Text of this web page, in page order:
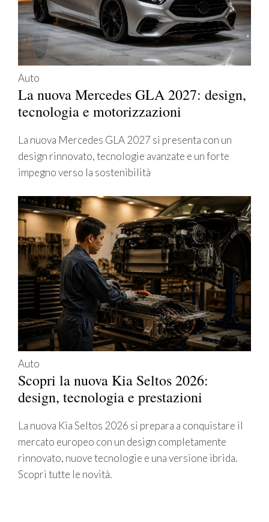
Auto
La nuova Mercedes GLA 2027: design,
tecnologia e motorizzazioni
La nuova Mercedes GLA 2027 si presenta con un
design rinnovato, tecnologie avanzate e un forte
impegno verso la sostenibilità
Auto
Scopri la nuova Kia Seltos 2026:
design, tecnologia e prestazioni
La nuova Kia Seltos 2026 si prepara a conquistare il
mercato europeo con un design completamente
rinnovato, nuove tecnologie e una versione ibrida.
Scopri tutte le novità.